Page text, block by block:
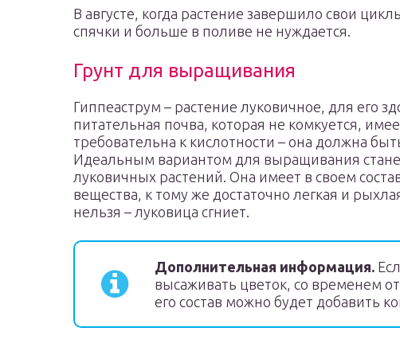
В августе, когда растение завершило свои
спячки и больше в поливе не нуждается.
Грунт для выращивания
Гиппеаструм – растение луковичное, для его
питательная почва, которая не комкуется,
требовательна к кислотности – она должна
Идеальным вариантом для выращивания
луковичных растений. Она имеет в своем
вещества, к тому же достаточно легкая и
нельзя – луковица сгниет.
Дополнительная информация.
высаживать цветок, со временем
его состав можно будет добавить